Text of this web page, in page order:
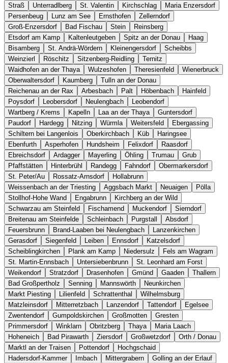
Straß Unterradlberg St. Valentin Kirchschlag
Maria Enzersdorf
Persenbeug
Lunz am See Ernsthofen
Zellerndorf
Groß-Enzersdorf
Bad Fischau Stein
Reinsberg
Etsdorf am Kamp
Kaltenleutgeben Spitz an der Donau
Haag
Bisamberg
St. Andrä-Wördern Kleinengersdorf
Scheibbs
Weinzierl
Röschitz Sitzenberg-Reidling
Ternitz
Waidhofen an der Thaya
Wulzeshofen Theresienfeld
Wienerbruck
Oberwaltersdorf
Kaumberg
Tulln an der Donau
Reichenau an der Rax
Arbesbach Palt Höbenbach
Hainfeld
Poysdorf
Leobersdorf Neulengbach
Leobendorf
Wartberg / Krems
Kapelln Laa an der Thaya
Guntersdorf
Paudorf
Hardegg Nitzing Würmla Weitersfeld
Ebergassing
Schiltern bei Langenlois
Oberkirchbach Küb
Haringsee
Ebenfurth
Asperhofen Hundsheim Felixdorf
Raasdorf
Ebreichsdorf
Ardagger Mayerling Öhling Trumau
Grub
Pfaffstätten
Hinterbrühl Randegg Fahndorf
Obermarkersdorf
St. Peter/Au
Rossatz-Arnsdorf
Hollabrunn
Weissenbach an der Triesting
Aggsbach Markt Neuaigen
Pölla
Stollhof-Hohe Wand
Engabrunn
Kirchberg an der Wild
Schwarzau am Steinfeld
Fischamend Muckendorf
Sierndorf
Breitenau am Steinfelde
Schleinbach Purgstall
Absdorf
Feuersbrunn
Brand-Laaben bei Neulengbach
Lanzenkirchen
Gerasdorf
Siegenfeld Leiben Ennsdorf‎
Katzelsdorf
Scheiblingkirchen
Plank am Kamp Niedersulz
Fels am Wagram
St. Martin-Ennsbach
Untersiebenbrunn
St. Leonhard am Forst
Weikendorf
Stratzdorf Drasenhofen Gmünd Gaaden
Thallern
Bad Großpertholz
Senning Mannswörth
Neunkirchen
Markt Piesting
Lilienfeld Schrattenthal
Wilhelmsburg
Matzleinsdorf
Mitterretzbach Lanzendorf Tattendorf
Egelsee
Zwentendorf
Gumpoldskirchen Großmotten
Gresten
Primmersdorf
Winklarn Obritzberg Thaya
Maria Laach
Hoheneich
Bad Pirawarth Ziersdorf Großwetzdorf
Orth / Donau
Marktl an der Traisen
Pottendorf
Hochgschaid
Hadersdorf-Kammer
Imbach Mittergrabern
Golling an der Erlauf